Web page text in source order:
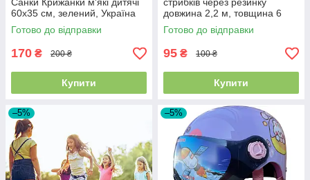
Санки Крижанки м'які дитячі
60х35 см, зелений, Україна
Готово до відправки
170 ₴ 200 ₴
Купити
стрибків через резинку
довжина 2,2 м, товщина 6
мм, салатова/червона
Готово до відправки
95 ₴ 100 ₴
Купити
–5% –5%